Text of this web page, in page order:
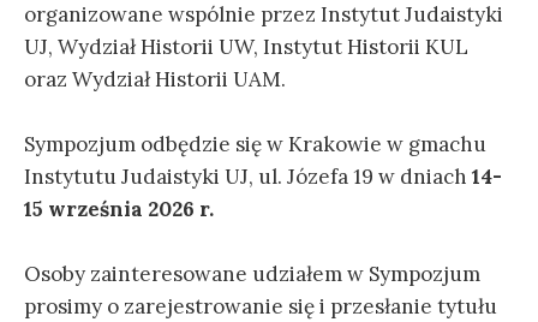
organizowane wspólnie przez Instytut Judaistyki
UJ, Wydział Historii UW, Instytut Historii KUL
oraz Wydział Historii UAM.
Sympozjum odbędzie się w Krakowie w gmachu
Instytutu Judaistyki UJ, ul. Józefa 19 w dniach 14-
15 września 2026 r.
Osoby zainteresowane udziałem w Sympozjum
prosimy o zarejestrowanie się i przesłanie tytułu